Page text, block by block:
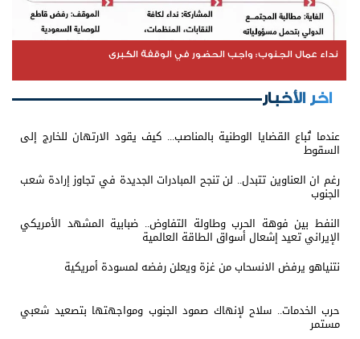
نداء عمال الجنوب: واجب الحضور في الوقفة الكبرى
اخر الأخبار
عندما تُباع القضايا الوطنية بالمناصب... كيف يقود الارتهان للخارج إلى
السقوط
رغم ان العناوين تتبدل.. لن تنجح المبادرات الجديدة في تجاوز إرادة شعب
الجنوب
النفط بين فوهة الحرب وطاولة التفاوض.. ضبابية المشهد الأمريكي
الإيراني تعيد إشعال أسواق الطاقة العالمية
نتنياهو يرفض الانسحاب من غزة ويعلن رفضه لمسودة أمريكية
حرب الخدمات.. سلاح لإنهاك صمود الجنوب ومواجهتها بتصعيد شعبي
مستمر